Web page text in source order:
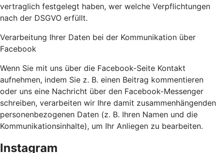
vertraglich festgelegt haben, wer welche Verpflichtungen
nach der DSGVO erfüllt.
Verarbeitung Ihrer Daten bei der Kommunikation über
Facebook
Wenn Sie mit uns über die Facebook-Seite Kontakt
aufnehmen, indem Sie z. B. einen Beitrag kommentieren
oder uns eine Nachricht über den Facebook-Messenger
schreiben, verarbeiten wir Ihre damit zusammenhängenden
personenbezogenen Daten (z. B. Ihren Namen und die
Kommunikationsinhalte), um Ihr Anliegen zu bearbeiten.
Instagram